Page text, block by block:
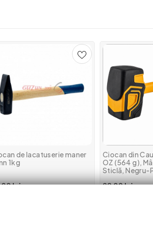
de lacatuserie maner
1kg
lei
Ciocan din
OZ (564 g),
Sticlă, Negru-
Anti-Șoc
29.00 lei